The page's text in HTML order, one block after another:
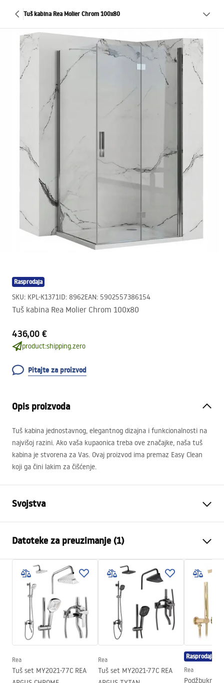
Tuš kabina Rea Molier Chrom 100x80
Rasprodaja
SKU: KPL-K1371ID: 8962EAN: 5902557386154
Tuš kabina Rea Molier Chrom 100x80
436,00 €
product:shipping.zero
Pitajte za proizvod
Opis proizvoda
Tuš kabina jednostavnog, elegantnog dizajna i funkcionalnosti na
najvišoj razini. Ako vaša kupaonica treba ove značajke, naša tuš
kabina je stvorena za Vas. Ovaj proizvod ima premaz Easy Clean
koji ga čini lakim za čišćenje.
Svojstva
stijenka)
Boja
Chrome
Tip kabine
Ugao
Boja stakla
Transparent 6mm
Način otvaranja
sklopivi
Montaža
Na tuš kadi ili podu
Visina (mm)
1900
mm
Jamstvo
24 mjeseca
Datoteke za preuzimanje (1)
shower manual
shower manual.pdf
Rea
Tuš set MY2021-77C REA
Rea
Tuš set MY2021-77C REA
Rasprodaja
Rea
Podžbukna